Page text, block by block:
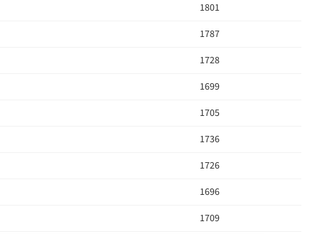
1801
1787
1728
1699
1705
1736
1726
1696
1709